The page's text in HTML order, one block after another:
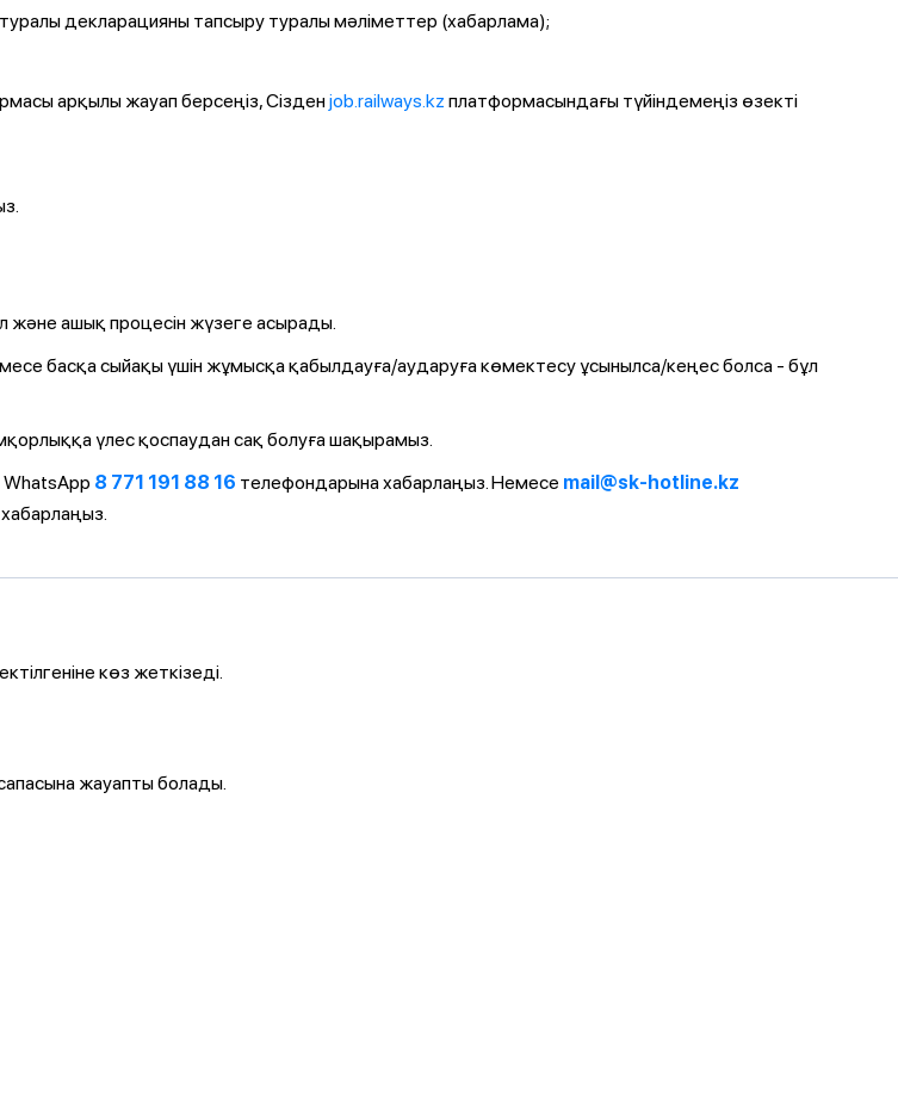
декларацияны тапсыру туралы мәліметтер (хабарлама);
арқылы жауап берсеңіз, Сізденjob.railways.kz платформасындағы түйіндемеңіз өзекті
ашық процесін жүзеге асырады.
басқа сыйақы үшін жұмысқа қабылдауға/аударуға көмектесу ұсынылса/кеңес болса - бұл
үлес қоспаудан сақ болуға шақырамыз.
8 771 191 88 16 телефондарына хабарлаңыз. Немесе mail@sk-hotline.kz
көз жеткізеді.
жауапты болады.